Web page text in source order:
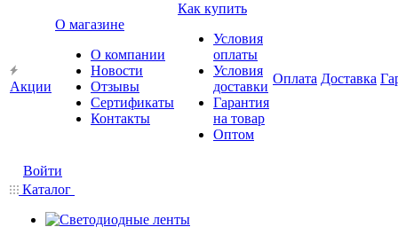
Акции
О магазине
О компании
Новости
Отзывы
Сертификаты
Контакты
Как купить
Условия
оплаты
Условия
доставки
Гарантия
на товар
Оптом
Оплата Доставка
Войти
Каталог